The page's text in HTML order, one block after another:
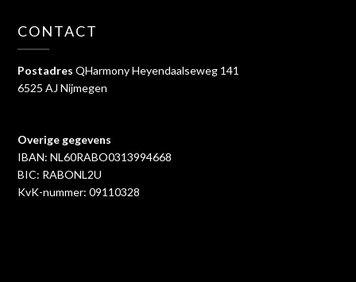
CONTACT
Postadres QHarmony Heyendaalseweg 141
6525 AJ Nijmegen
Overige gegevens
IBAN: NL60RABO0313994668
BIC: RABONL2U
KvK-nummer: 09110328